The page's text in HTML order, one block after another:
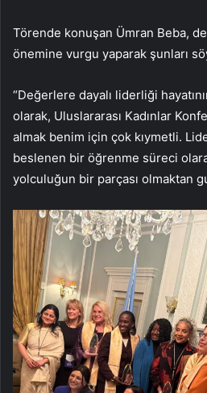
Törende konuşan Ümran Beba,
önemine vurgu yaparak şunları
“Değerlere dayalı liderliği
olarak, Uluslararası Kadınlar
almak benim için çok kıymetli.
beslenen bir öğrenme süreci
yolculuğun bir parçası olmaktan